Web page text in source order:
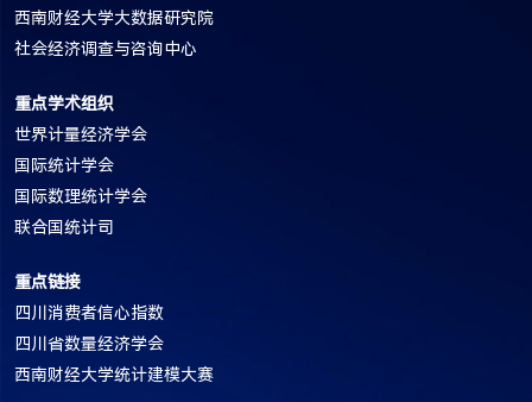
西南财经大学大数据研究院
社会经济调查与咨询中心
重点学术组织
世界计量经济学会
国际统计学会
国际数理统计学会
联合国统计司
重点链接
四川消费者信心指数
四川省数量经济学会
西南财经大学统计建模大赛